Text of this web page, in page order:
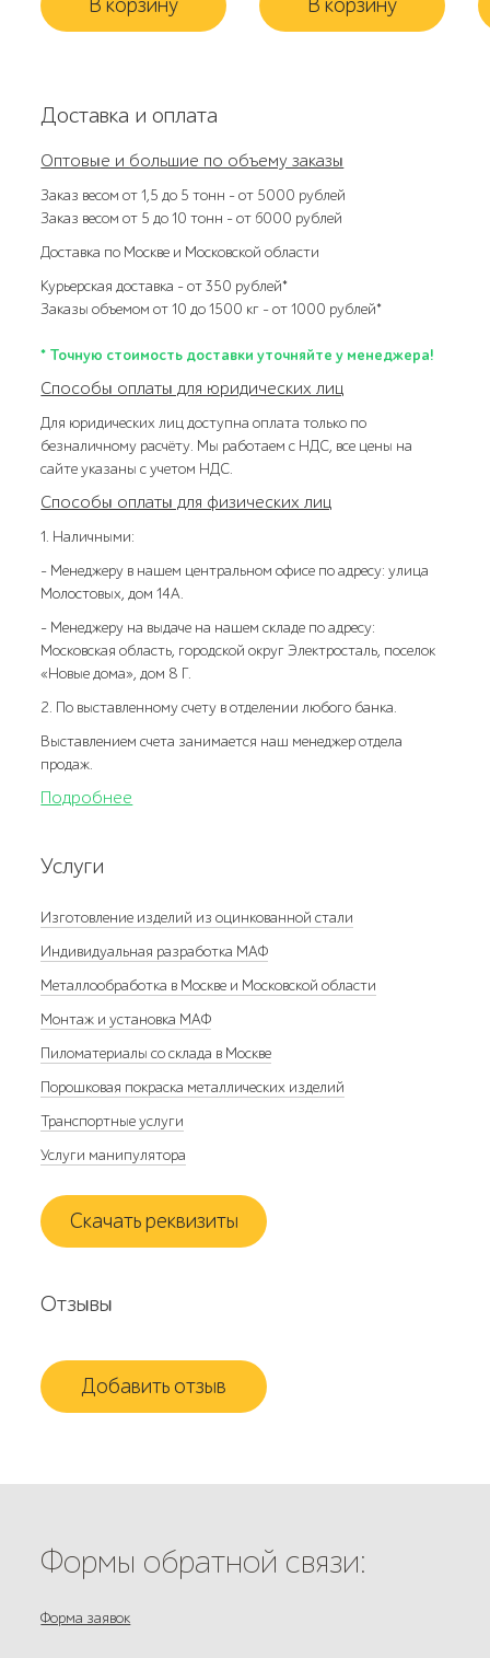
В корзину В корзину
Доставка и оплата
Оптовые и большие по объему заказы
Заказ весом от 1,5 до 5 тонн – от 5000 рублей
Заказ весом от 5 до 10 тонн – от 6000 рублей
Доставка по Москве и Московской области
Курьерская доставка – от 350 рублей*
Заказы объемом от 10 до 1500 кг – от 1000 рублей*
* Точную стоимость доставки уточняйте у менеджера!
Способы оплаты для юридических лиц
Для юридических лиц доступна оплата только по
безналичному расчёту. Мы работаем с НДС, все цены на
сайте указаны с учетом НДС.
Способы оплаты для физических лиц
1. Наличными:
- Менеджеру в нашем центральном офисе по адресу: улица
Молостовых, дом 14А.
- Менеджеру на выдаче на нашем складе по адресу:
Московская область, городской округ Электросталь, поселок
«Новые дома», дом 8 Г.
2. По выставленному счету в отделении любого банка.
Выставлением счета занимается наш менеджер отдела
продаж.
Подробнее
Услуги
Изготовление изделий из оцинкованной стали
Индивидуальная разработка МАФ
Металлообработка в Москве и Московской области
Монтаж и установка МАФ
Пиломатериалы со склада в Москве
Порошковая покраска металлических изделий
Транспортные услуги
Услуги манипулятора
Скачать реквизиты
Отзывы
Добавить отзыв
Формы обратной связи:
Форма заявок